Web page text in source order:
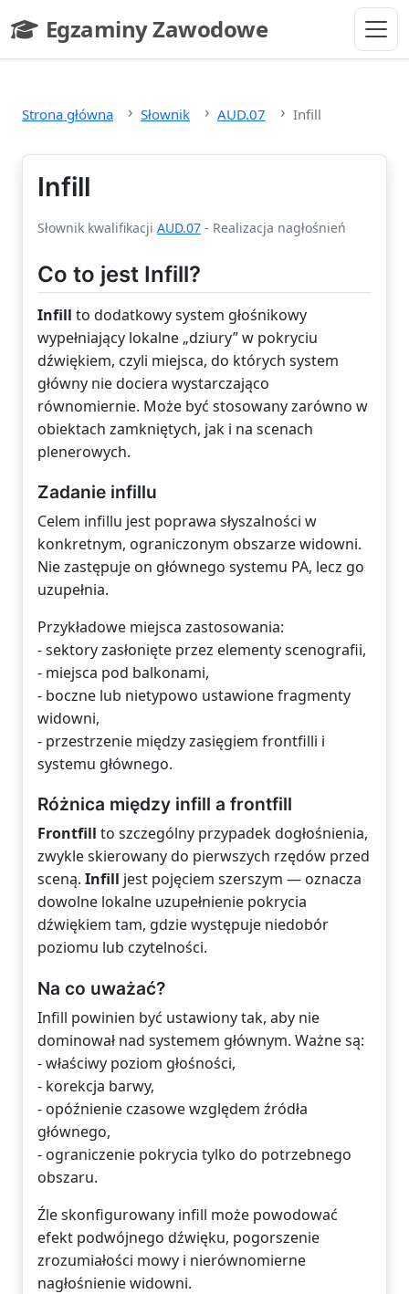
Egzaminy Zawodowe
- strona główna
Strona główna Słownik AUD.07 Infill
Infill
Słownik kwalifikacji AUD.07 - Realizacja nagłośnień
Co to jest Infill?
Infill to dodatkowy system głośnikowy
wypełniający lokalne „dziury” w pokryciu
dźwiękiem, czyli miejsca, do których system
główny nie dociera wystarczająco
równomiernie. Może być stosowany zarówno w
obiektach zamkniętych, jak i na scenach
plenerowych.
Zadanie infillu
Celem infillu jest poprawa słyszalności w
konkretnym, ograniczonym obszarze widowni.
Nie zastępuje on głównego systemu PA, lecz go
uzupełnia.
Przykładowe miejsca zastosowania:
- sektory zasłonięte przez elementy scenografii,
- miejsca pod balkonami,
- boczne lub nietypowo ustawione fragmenty
widowni,
- przestrzenie między zasięgiem frontfilli i
systemu głównego.
Różnica między infill a frontfill
Frontfill to szczególny przypadek dogłośnienia,
zwykle skierowany do pierwszych rzędów przed
sceną. Infill jest pojęciem szerszym — oznacza
dowolne lokalne uzupełnienie pokrycia
dźwiękiem tam, gdzie występuje niedobór
poziomu lub czytelności.
Na co uważać?
Infill powinien być ustawiony tak, aby nie
dominował nad systemem głównym. Ważne są:
- właściwy poziom głośności,
- korekcja barwy,
- opóźnienie czasowe względem źródła
głównego,
- ograniczenie pokrycia tylko do potrzebnego
obszaru.
Źle skonfigurowany infill może powodować
efekt podwójnego dźwięku, pogorszenie
zrozumiałości mowy i nierównomierne
nagłośnienie widowni.